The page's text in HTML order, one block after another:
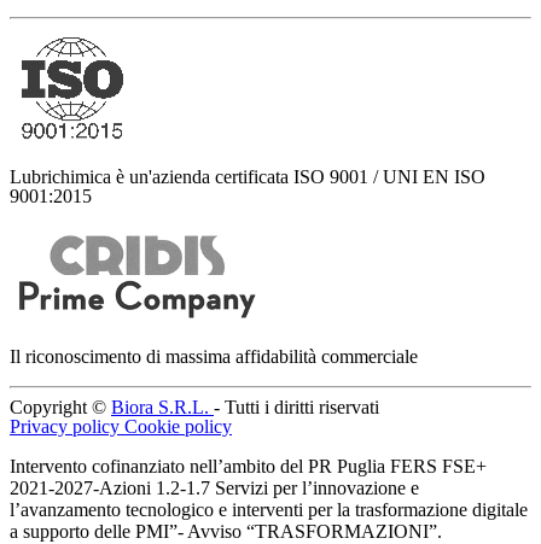
Lubrichimica è un'azienda certificata ISO 9001 / UNI EN ISO
9001:2015
Il riconoscimento di massima affidabilità commerciale
Copyright © Biora S.R.L. - Tutti i diritti riservati
Privacy policy Cookie policy
Intervento cofinanziato nell’ambito del PR Puglia FERS FSE+
2021-2027-Azioni 1.2-1.7 Servizi per l’innovazione e
l’avanzamento tecnologico e interventi per la trasformazione digitale
a supporto delle PMI”- Avviso “TRASFORMAZIONI”.